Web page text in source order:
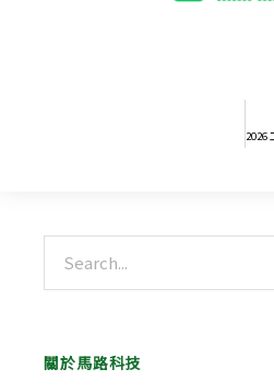
關於馬路科技